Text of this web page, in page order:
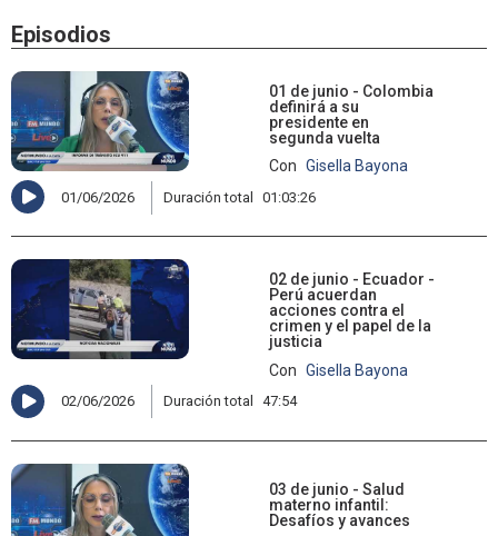
Episodios
01 de junio - Colombia
definirá a su
presidente en
segunda vuelta
Con Gisella Bayona
01/06/2026 Duración total 01:03:26
02 de junio - Ecuador -
Perú acuerdan
acciones contra el
crimen y el papel de la
justicia
Con Gisella Bayona
02/06/2026 Duración total 47:54
03 de junio - Salud
materno infantil:
Desafíos y avances